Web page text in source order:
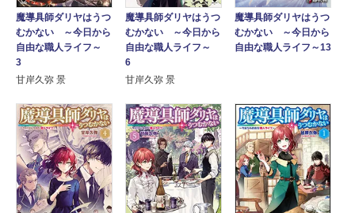
魔導具師ダリヤはうつ
むかない ～今日から
自由な職人ライフ～
3
甘岸久弥 景
魔導具師ダリヤはうつ
むかない ～今日から
自由な職人ライフ～
6
甘岸久弥 景
魔導具師ダリヤはうつ
むかない ～今日から
自由な職人ライフ～13